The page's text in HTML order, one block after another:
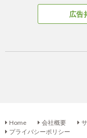
広告
Home 会社概要
プライバシーポリシー